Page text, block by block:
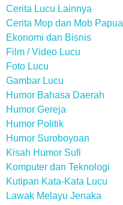
Cerita Lucu Lainnya
Cerita Mop dan Mob Papua
Ekonomi dan Bisnis
Film / Video Lucu
Foto Lucu
Gambar Lucu
Humor Bahasa Daerah
Humor Gereja
Humor Politik
Humor Suroboyoan
Kisah Humor Sufi
Komputer dan Teknologi
Kutipan Kata-Kata Lucu
Lawak Melayu Jenaka